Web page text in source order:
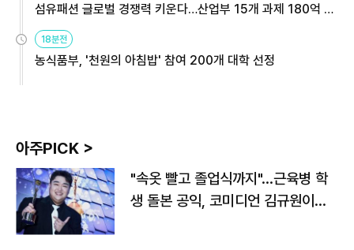
섬유패션 글로벌 경쟁력 키운다…산업부 15개 과제 180억 지
원
18분전
농식품부, '천원의 아침밥' 참여 200개 대학 선정
아주PICK >
"속옷 빨고 졸업식까지"…근육병 학
생 돌본 공익, 코미디언 김규원이었